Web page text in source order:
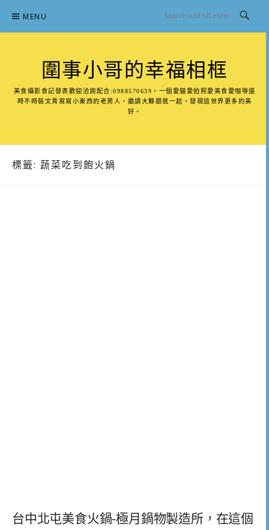
content
MENU
圍事小哥的幸福相框
美食攝影食記發表歡迎洽詢配合:0988570639。一個愛貓愛拍照愛美食愛咖啡還
時不時裝文青寫寫小東西的老男人，邀請大夥跟我一起，發現這世界更多的美
好。
標籤: 蔬菜吃到飽火鍋
台中北屯美食火鍋-極月鍋物製造所，在這個